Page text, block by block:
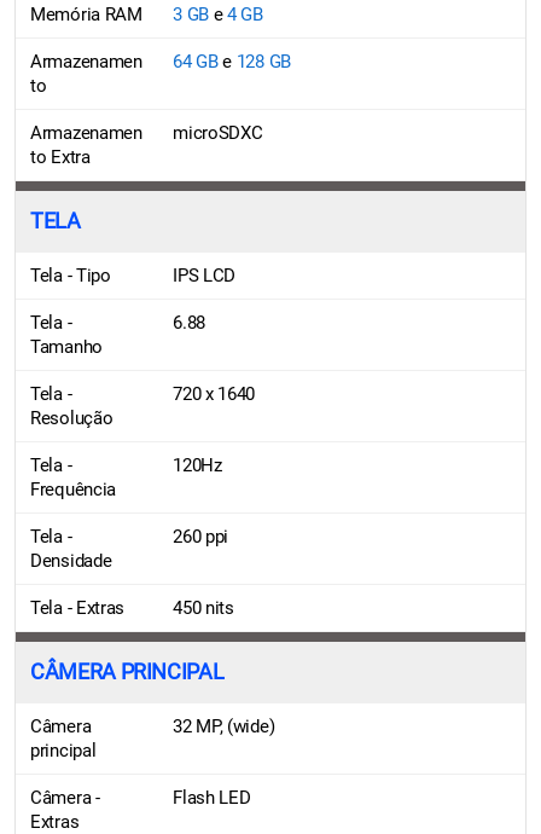
Memória RAM 3 GBe4 GB
Armazenamen
to
64 GBe 128 GB
Armazenamen
to Extra
microSDXC
TELA
Tela - Tipo IPS LCD
Tela -
Tamanho
6.88
Tela -
Resolução
720 x 1640
Tela -
Frequência
120Hz
Tela -
Densidade
260 ppi
Tela - Extras 450 nits
CÂMERA PRINCIPAL
Câmera
principal
32 MP, (wide)
Câmera -
Extras
Flash LED